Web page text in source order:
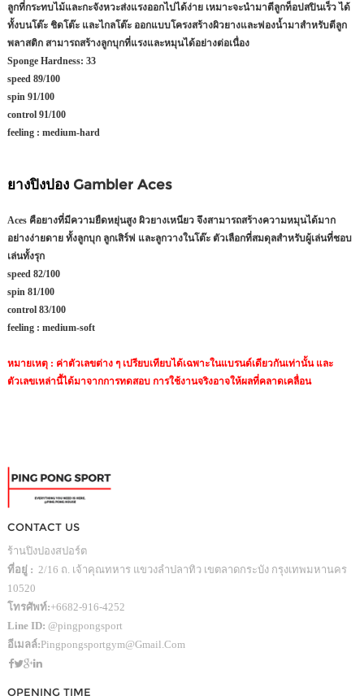
ลูกที่กระทบไม้และกะจังหวะส่งแรงออกไปได้ง่าย เหมาะจะนำมาตีลูกท็อปสปินเร็ว ได้
ทั้งบนโต๊ะ ชิดโต๊ะ และไกลโต๊ะ ออกแบบโครงสร้างผิวยางและฟองน้ำมาสำหรับตีลูก
พลาสติก สามารถสร้างลูกบุกที่แรงและหมุนได้อย่างต่อเนื่อง
Sponge Hardness: 33
speed 89/100
spin 91/100
control 91/100
feeling : medium-hard
ยางปิงปอง Gambler Aces
Aces คือยางที่มีความยืดหยุ่นสูง ผิวยางเหนียว จึงสามารถสร้างความหมุนได้มาก
อย่างง่ายดาย ทั้งลูกบุก ลูกเสิร์ฟ และลูกวางในโต๊ะ ตัวเลือกที่สมดุลสำหรับผู้เล่นที่ชอบ
เล่นทั้งรุก
speed 82/100
spin 81/100
control 83/100
feeling : medium-soft
หมายเหตุ : ค่าตัวเลขต่าง ๆ เปรียบเทียบได้เฉพาะในแบรนด์เดียวกันเท่านั้น และ
ตัวเลขเหล่านี้ได้มาจากการทดสอบ การใช้งานจริงอาจให้ผลที่คลาดเคลื่อน
CONTACT US
ร้านปิงปองสปอร์ต
ที่อยู่ : 2/16 ถ. เจ้าคุณทหาร แขวงลำปลาทิว เขตลาดกระบัง กรุงเทพมหานคร
10520
โทรศัพท์:+6682-916-4252
Line ID: @pingpongsport
อีเมลล์:Pingpongsportgym@gmail.com
OPENING TIME